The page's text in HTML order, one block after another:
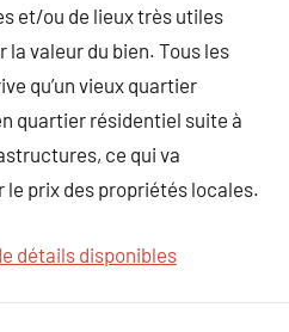
et/ou de lieux très utiles
valeur du bien. Tous les
qu’un vieux quartier
quartier résidentiel suite à
ce qui va
prix des propriétés locales.
détails disponibles